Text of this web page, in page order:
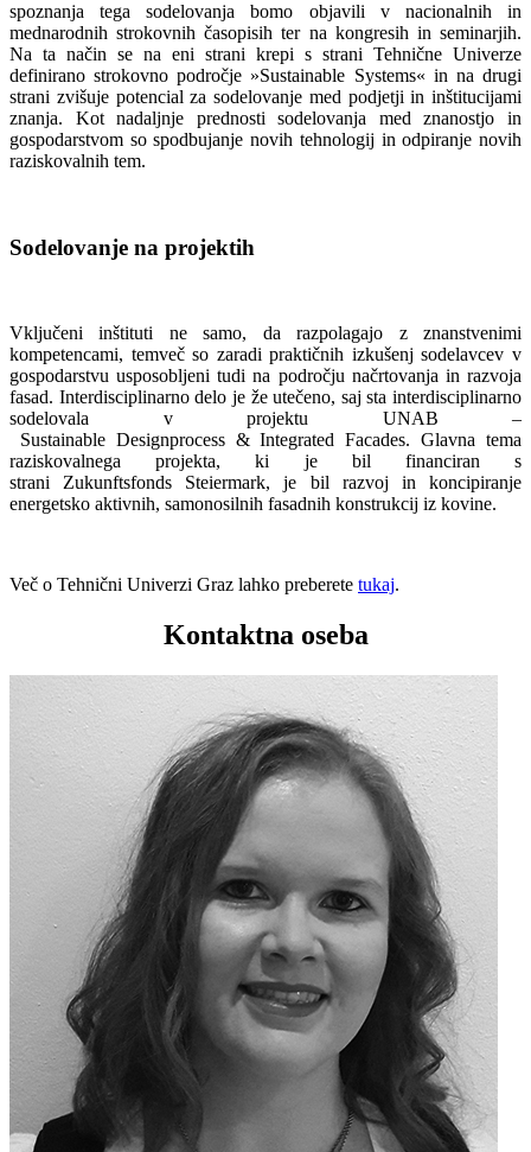
spoznanja tega sodelovanja bomo objavili v nacionalnih in
mednarodnih strokovnih časopisih ter na kongresih in seminarjih.
Na ta način se na eni strani krepi s strani Tehnične Univerze
definirano strokovno področje »Sustainable Systems« in na drugi
strani zvišuje potencial za sodelovanje med podjetji in inštitucijami
znanja. Kot nadaljnje prednosti sodelovanja med znanostjo in
gospodarstvom so spodbujanje novih tehnologij in odpiranje novih
raziskovalnih tem.
Sodelovanje na projektih
Vključeni inštituti ne samo, da razpolagajo z znanstvenimi
kompetencami, temveč so zaradi praktičnih izkušenj sodelavcev v
gospodarstvu usposobljeni tudi na področju načrtovanja in razvoja
fasad. Interdisciplinarno delo je že utečeno, saj sta interdisciplinarno
sodelovala v projektu UNAB –
Sustainable Designprocess & Integrated Facades. Glavna tema
raziskovalnega projekta, ki je bil financiran s
strani Zukunftsfonds Steiermark, je bil razvoj in koncipiranje
energetsko aktivnih, samonosilnih fasadnih konstrukcij iz kovine.
Več o Tehnični Univerzi Graz lahko preberete tukaj.
Kontaktna oseba